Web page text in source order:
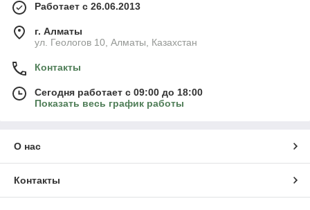
Работает с 26.06.2013
г. Алматы
ул. Геологов 10, Алматы, Казахстан
Контакты
Сегодня работает с 09:00 до 18:00
Показать весь график работы
О нас
Контакты